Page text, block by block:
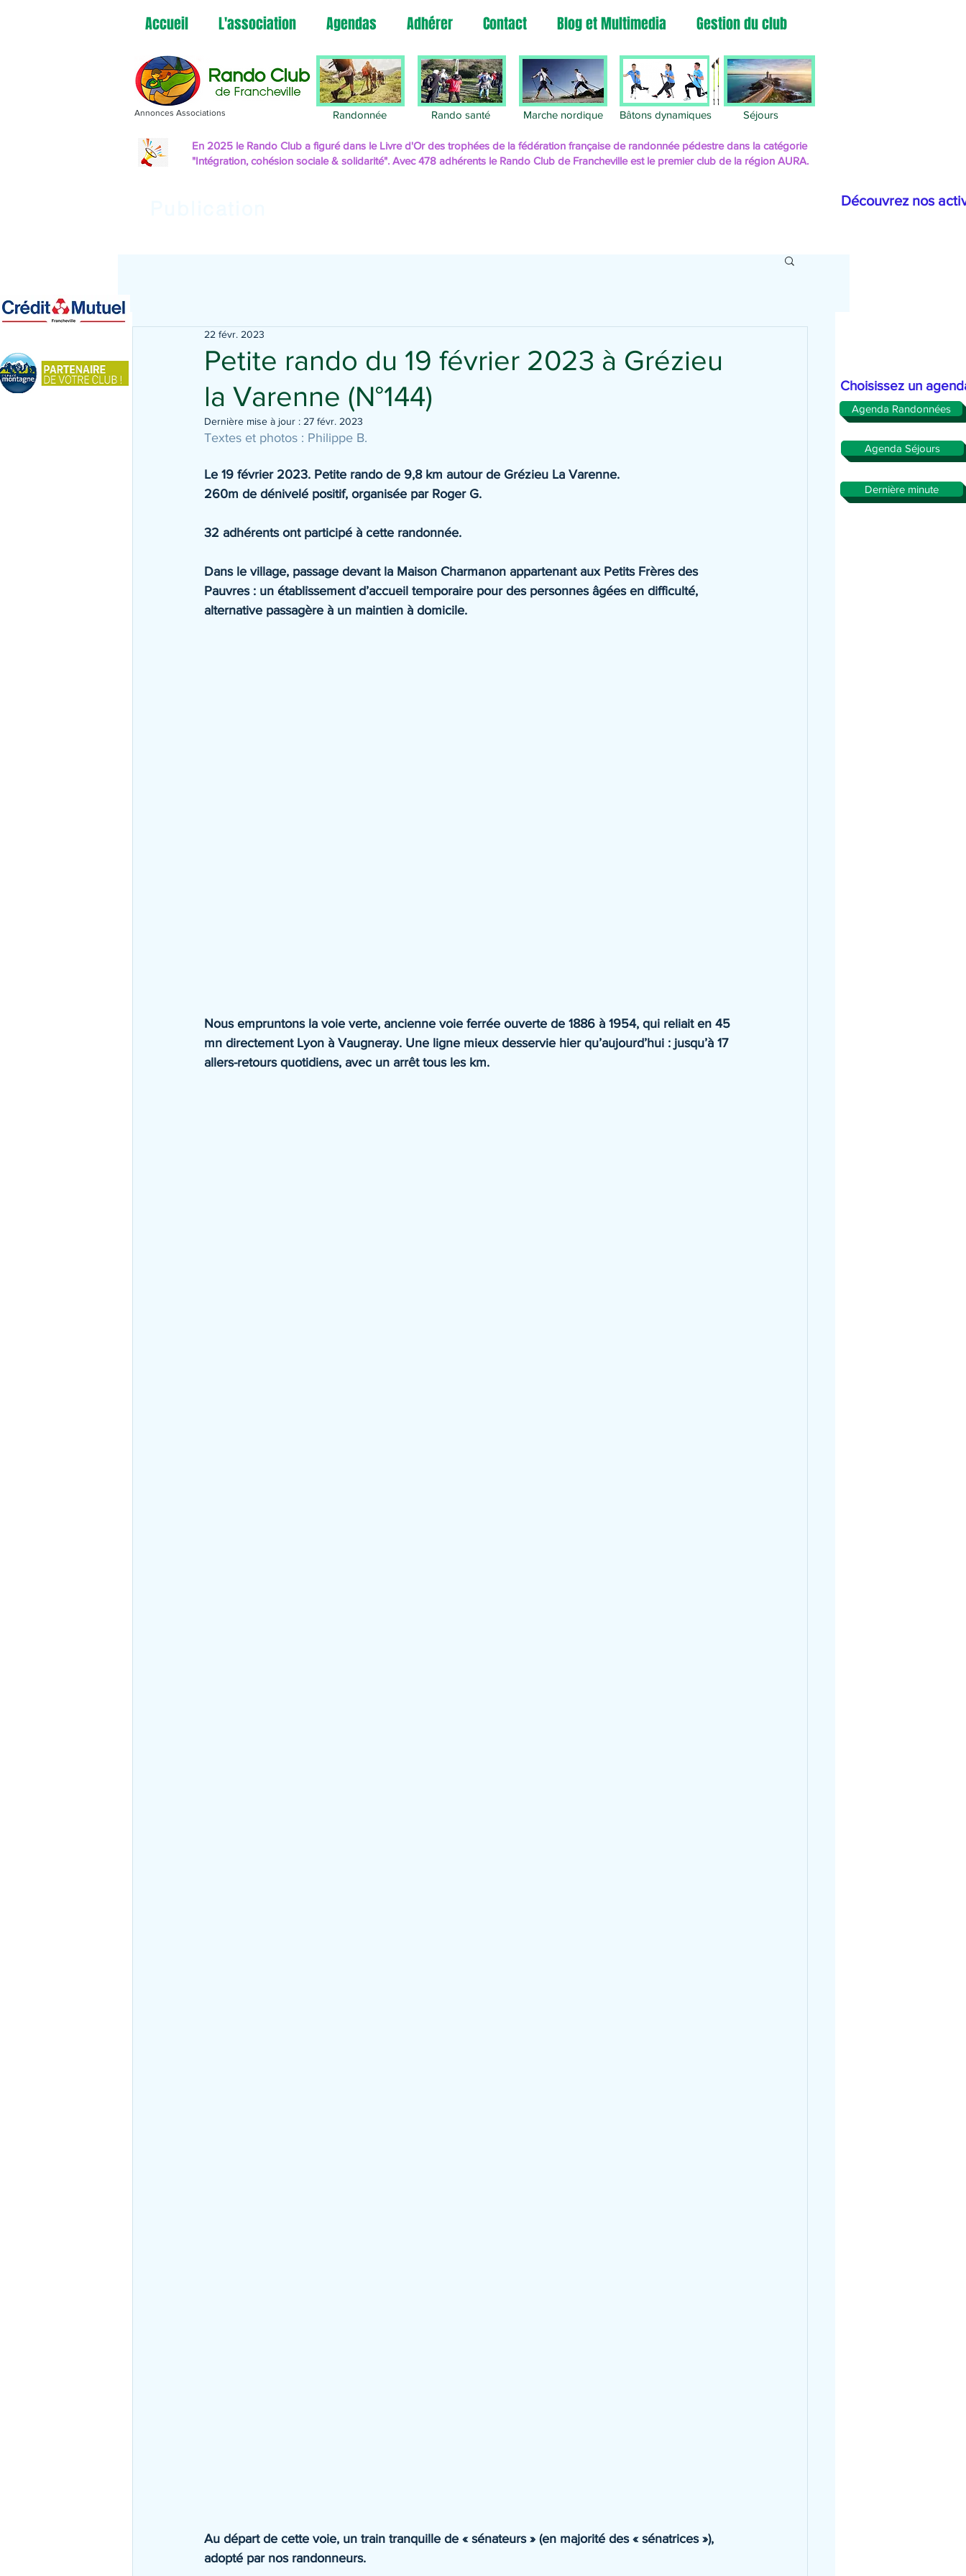
Accueil L'association Agendas Adhérer Contact Blog et Multimedia Gestion du club
Annonces Associations
Rando
Randonnée Rando santé Marche nordique Bâtons dynamiques Séjours
En 2025 le Rando Club a figuré dans le Livre d'Or des trophées de la fédération française de randonnée pédestredans la catégorie
"Intégration, cohésion sociale & solidarité". Avec 478 adhérents le Rando Club de Francheville est le premier club de la région AURA.
Petite rando du 19 février 2023 à Grézieu
la Varenne (N°144)
22 févr. 2023
Dernière mise à jour : 27 févr. 2023
Textes et photos : Philippe B.
Le 19 février 2023. Petite rando de 9,8 km autour de Grézieu La Varenne.
260m de dénivelé positif, organisée par Roger G.
32 adhérents ont participé à cette randonnée.
Dans le village, passage devant la Maison Charmanon appartenant aux Petits Frères des
Pauvres : un établissement d’accueil temporaire pour des personnes âgées en difficulté,
alternative passagère à un maintien à domicile.
Nous empruntons la voie verte, ancienne voie ferrée ouverte de 1886 à 1954, qui reliait en 45
mn directement Lyon à Vaugneray. Une ligne mieux desservie hier qu’aujourd’hui : jusqu’à 17
allers-retours quotidiens, avec un arrêt tous les km.
Au départ de cette voie, un train tranquille de « sénateurs » (en majorité des « sénatrices »),
adopté par nos randonneurs.
Agenda Randonnées
Agenda Séjours
Dernière minute
Découvrez nos
Choisissez un